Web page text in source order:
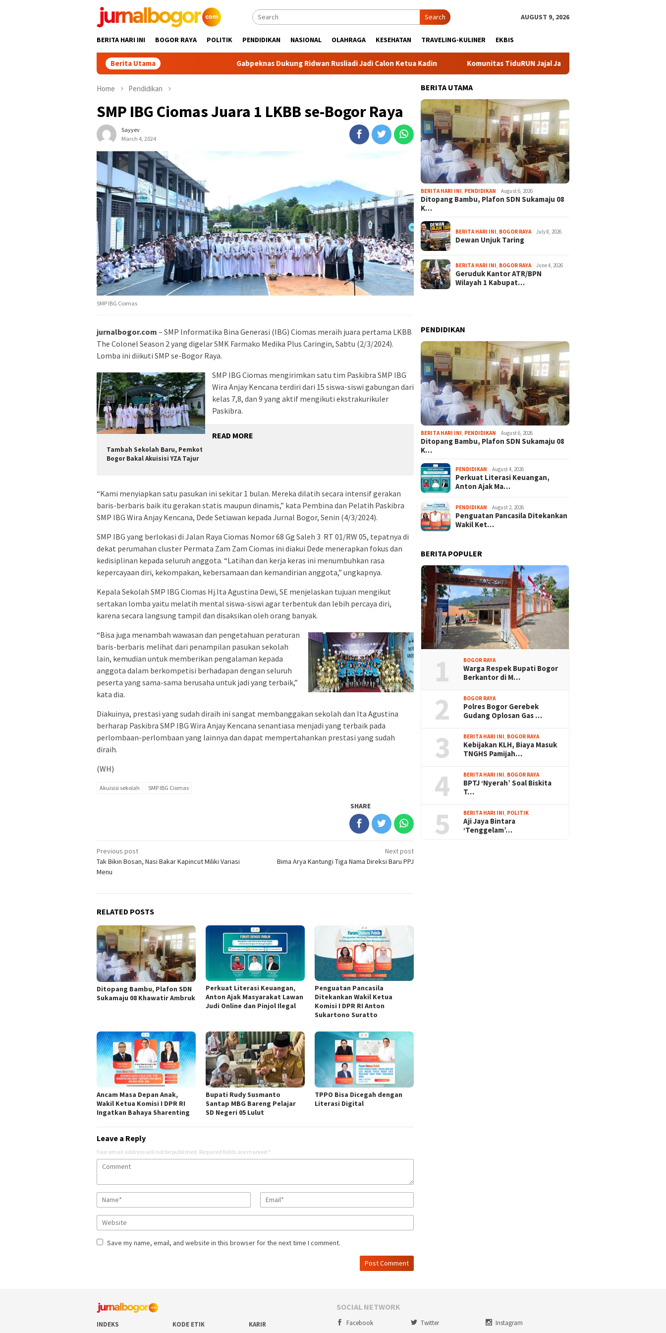
Search AUGUST 9, 2026
BERITA HARI INI BOGOR RAYA POLITIK PENDIDIKAN NASIONAL OLAHRAGA KESEHATAN TRAVELING-KULINER EKBIS
Berita Utama Gabpeknas Dukung Ridwan Rusliadi Jadi Calon Ketua Kadin Komunitas TiduRUN Jajal Jalur Baru Trekking dan Trail Run
Home Pendidikan
SMP IBG Ciomas Juara 1 LKBB se-Bogor Raya
Sayyev
March 4, 2024
SMP IBG Ciomas
jurnalbogor.com – SMP Informatika Bina Generasi (IBG) Ciomas meraih juara pertama LKBB
The Colonel Season 2 yang digelar SMK Farmako Medika Plus Caringin, Sabtu (2/3/2024).
Lomba ini diikuti SMP se-Bogor Raya.
SMP IBG Ciomas mengirimkan satu tim Paskibra SMP IBG
Wira Anjay Kencana terdiri dari 15 siswa-siswi gabungan dari
kelas 7,8, dan 9 yang aktif mengikuti ekstrakurikuler
Paskibra.
READ MORE
Tambah Sekolah Baru, Pemkot
Bogor Bakal Akuisisi YZA Tajur
“Kami menyiapkan satu pasukan ini sekitar 1 bulan. Mereka dilatih secara intensif gerakan
baris-berbaris baik itu gerakan statis maupun dinamis,” kata Pembina dan Pelatih Paskibra
SMP IBG Wira Anjay Kencana, Dede Setiawan kepada Jurnal Bogor, Senin (4/3/2024).
SMP IBG yang berlokasi di Jalan Raya Ciomas Nomor 68 Gg Saleh 3 RT 01/RW 05, tepatnya di
dekat perumahan cluster Permata Zam Zam Ciomas ini diakui Dede menerapkan fokus dan
kedisiplinan kepada seluruh anggota. “Latihan dan kerja keras ini menumbuhkan rasa
kepercayaan diri, kekompakan, kebersamaan dan kemandirian anggota,” ungkapnya.
Kepala Sekolah SMP IBG Ciomas Hj.Ita Agustina Dewi, SE menjelaskan tujuan mengikut
sertakan lomba yaitu melatih mental siswa-siswi agar terbentuk dan lebih percaya diri,
karena secara langsung tampil dan disaksikan oleh orang banyak.
“Bisa juga menambah wawasan dan pengetahuan peraturan
baris-berbaris melihat dari penampilan pasukan sekolah
lain, kemudian untuk memberikan pengalaman kepada
anggota dalam berkompetisi berhadapan dengan seluruh
peserta yang sama-sama berusaha untuk jadi yang terbaik,”
kata dia.
Diakuinya, prestasi yang sudah diraih ini sangat membanggakan sekolah dan Ita Agustina
berharap Paskibra SMP IBG Wira Anjay Kencana senantiasa menjadi yang terbaik pada
perlombaan-perlombaan yang lainnya dan dapat mempertahankan prestasi yang sudah
diraih.
(WH)
Akuisisi sekolah SMP IBG Ciomas
SHARE
Post
navigation
Previous post
Tak Bikin Bosan, Nasi Bakar Kapincut Miliki Variasi
Menu
Next post
Bima Arya Kantungi Tiga Nama Direksi Baru PPJ
RELATED POSTS
Ditopang Bambu, Plafon SDN
Sukamaju 08 Khawatir Ambruk
Perkuat Literasi Keuangan,
Anton Ajak Masyarakat Lawan
Judi Online dan Pinjol Ilegal
Penguatan Pancasila
Ditekankan Wakil Ketua
Komisi I DPR RI Anton
Sukartono Suratto
Ancam Masa Depan Anak,
Wakil Ketua Komisi I DPR RI
Ingatkan Bahaya Sharenting
Bupati Rudy Susmanto
Santap MBG Bareng Pelajar
SD Negeri 05 Lulut
TPPO Bisa Dicegah dengan
Literasi Digital
Leave a Reply
Your email address will not be published. Required fields are marked *
Save my name, email, and website in this browser for the next time I comment.
BERITA UTAMA
BERITA HARI INI PENDIDIKAN August 6, 2026
Ditopang Bambu, Plafon SDN Sukamaju 08
K…
BERITA HARI INI BOGOR RAYA July 8, 2026
Dewan Unjuk Taring
BERITA HARI INI BOGOR RAYA June 4, 2026
Geruduk Kantor ATR/BPN
Wilayah 1 Kabupat…
PENDIDIKAN
BERITA HARI INI PENDIDIKAN August 6, 2026
Ditopang Bambu, Plafon SDN Sukamaju 08
K…
PENDIDIKAN August 4, 2026
Perkuat Literasi Keuangan,
Anton Ajak Ma…
PENDIDIKAN August 2, 2026
Penguatan Pancasila Ditekankan
Wakil Ket…
BERITA POPULER
1 BOGOR RAYA
Warga Respek Bupati Bogor
Berkantor di M…
2 BOGOR RAYA
Polres Bogor Gerebek
Gudang Oplosan Gas …
3 BERITA HARI INI, BOGOR RAYA
Kebijakan KLH, Biaya Masuk
TNGHS Pamijah…
4 BERITA HARI INI, BOGOR RAYA
BPTJ ‘Nyerah’ Soal Biskita
T…
5 BERITA HARI INI, POLITIK
Aji Jaya Bintara
‘Tenggelam’…
INDEKS KODE ETIK KARIR
SOCIAL NETWORK
Facebook Twitter
Instagram